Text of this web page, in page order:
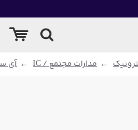
مدارات مجتمع / IC آی